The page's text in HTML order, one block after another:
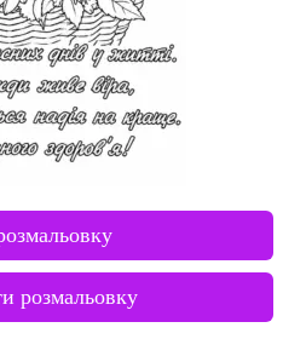
розмальовку